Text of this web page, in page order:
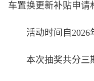
车置换更新补贴申请
活动时间自2026
本次抽奖共分三